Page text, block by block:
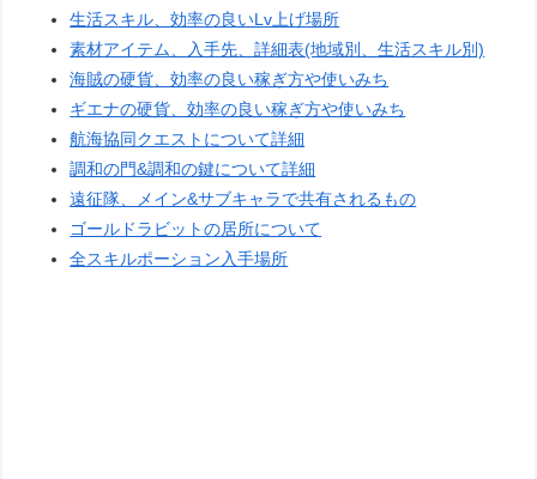
生活スキル、効率の良いLv上げ場所
素材アイテム、入手先、詳細表(地域別、生活スキル別)
海賊の硬貨、効率の良い稼ぎ方や使いみち
ギエナの硬貨、効率の良い稼ぎ方や使いみち
航海協同クエストについて詳細
調和の門&調和の鍵について詳細
遠征隊、メイン&サブキャラで共有されるもの
ゴールドラビットの居所について
全スキルポーション入手場所